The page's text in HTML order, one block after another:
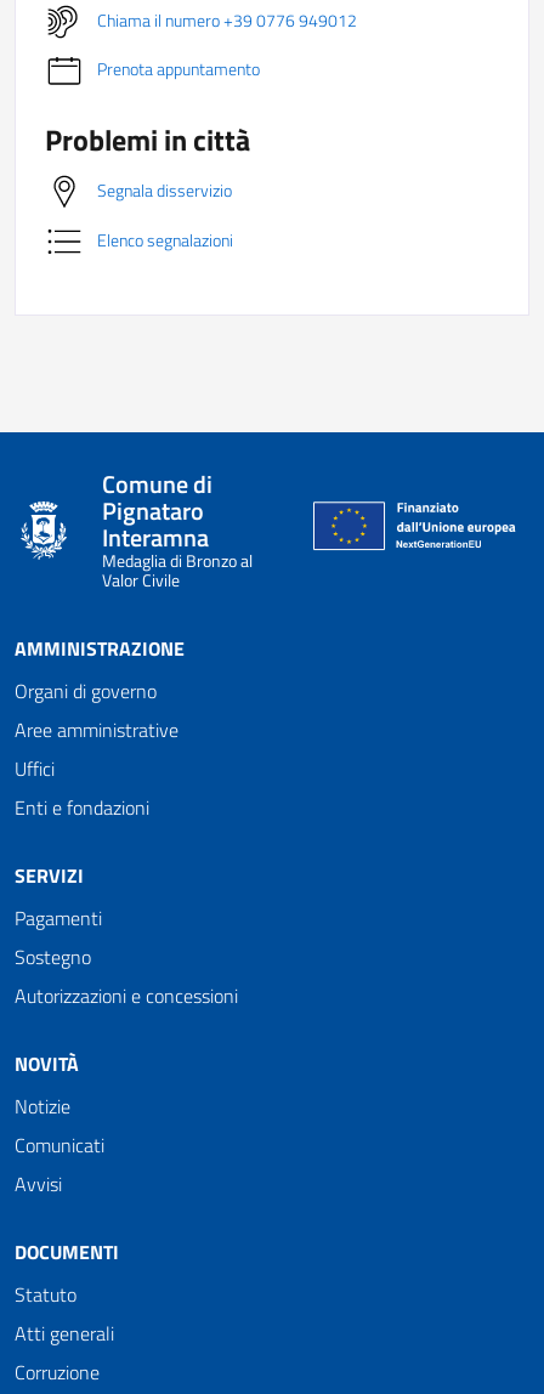
Chiama il numero +39 0776 949012
Prenota appuntamento
Problemi in città
Segnala disservizio
Elenco segnalazioni
Comune di
Pignataro
Interamna
Medaglia di Bronzo al
Valor Civile
AMMINISTRAZIONE
Organi di governo
Aree amministrative
Uffici
Enti e fondazioni
SERVIZI
Pagamenti
Sostegno
Autorizzazioni e concessioni
NOVITÀ
Notizie
Comunicati
Avvisi
DOCUMENTI
Statuto
Atti generali
Corruzione